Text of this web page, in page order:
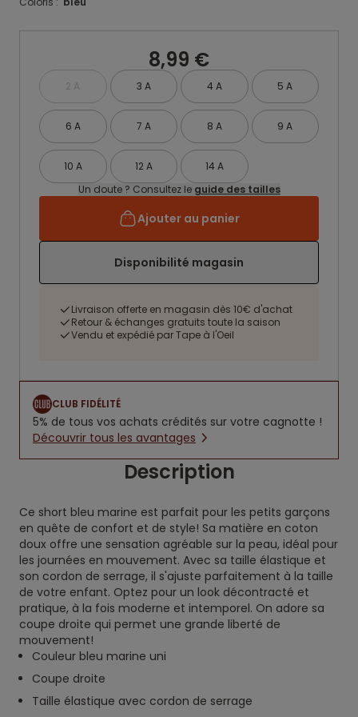
8,99 €
2 A 3 A 4 A 5 A
6 A 7 A 8 A 9 A
10 A 12 A
14 A
Un doute ? Consultez le guide des tailles
Ajouter au panier
Disponibilité magasin
Livraison offerte en magasin dès 10€ d'achat
Retour & échanges gratuits toute la saison
Vendu et expédié par Tape à l'Oeil
CLUB FIDÉLITÉ
5% de tous vos achats crédités sur votre cagnotte !
Découvrir tous les avantages
Description
Ce short bleu marine est parfait pour les petits garçons
en quête de confort et de style! Sa matière en coton
doux offre une sensation agréable sur la peau, idéal pour
les journées en mouvement. Avec sa taille élastique et
son cordon de serrage, il s'ajuste parfaitement à la taille
de votre enfant. Optez pour un look décontracté et
pratique, à la fois moderne et intemporel. On adore sa
coupe droite qui permet une grande liberté de
mouvement!
Couleur bleu marine uni
Coupe droite
Taille élastique avec cordon de serrage